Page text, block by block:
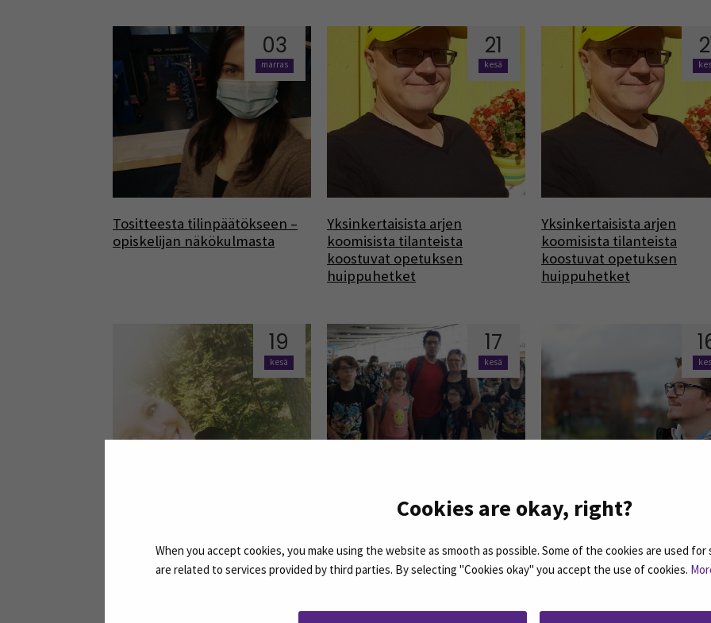
Cookies are okay, right?
When you accept cookies, you make using the website as smooth as possible. Some of the cookies are used
are related to services provided by third parties. By selecting "Cookies okay" you accept the use of cookies.
03
marras
Tositteesta tilinpäätökseen –
opiskelijan näkökulmasta
21
kesä
Yksinkertaisista arjen
koomisista tilanteista
koostuvat opetuksen
huippuhetket
Yksinkertaisista arjen
koomisista tilanteista
koostuvat opetuksen
huippuhetket
19
kesä
aluekehittäminen
17
kesä
Parasta SeAMKissa on sen
Uuden kehittämistä